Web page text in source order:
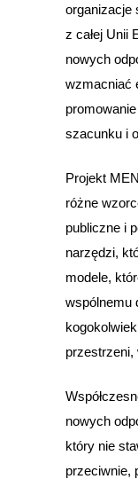
organizacje
z całej Unii
nowych
wzmacniać
szacunku i
Projekt
różne
publiczne i
narzędzi,
modele,
wspólnemu
nowych
który nie
przeciwnie,